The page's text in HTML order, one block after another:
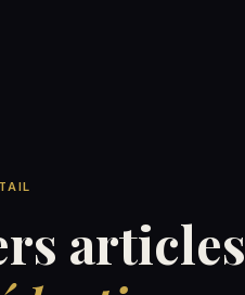
articles